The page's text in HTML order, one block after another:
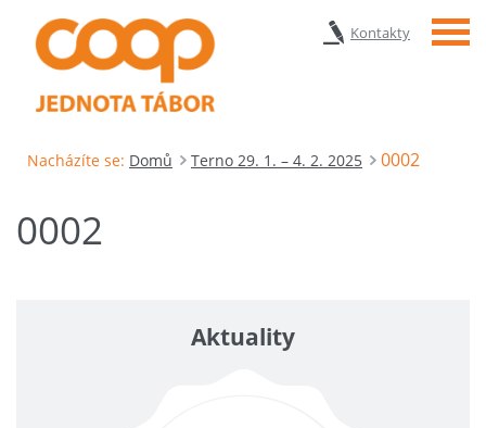
Kontakty Menu
Nacházíte se: Domů Terno 29. 1. – 4. 2. 2025 0002
0002
Aktuality